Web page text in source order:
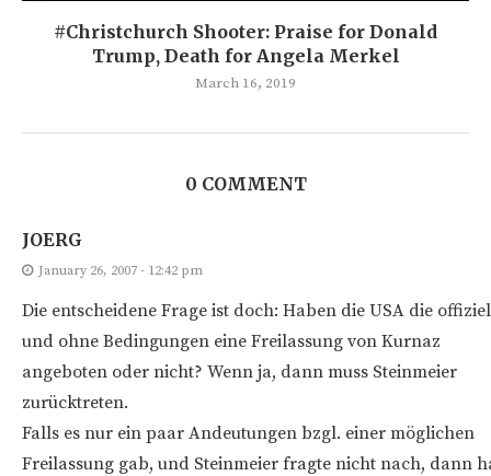
#Christchurch Shooter: Praise for Donald
Trump, Death for Angela Merkel
March 16, 2019
0 COMMENT
JOERG
January 26, 2007 - 12:42 pm
Die entscheidene Frage ist doch: Haben die USA die
und ohne Bedingungen eine Freilassung von Kurnaz
angeboten oder nicht? Wenn ja, dann muss Steinmeier
zurücktreten.
Falls es nur ein paar Andeutungen bzgl. einer möglichen
Freilassung gab, und Steinmeier fragte nicht nach, dann